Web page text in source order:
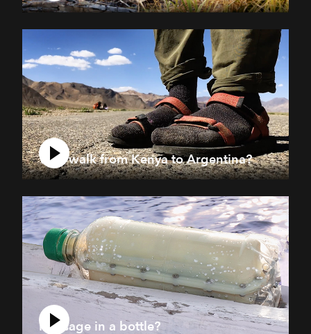
Why walk from Kenya to Argentina?
Message in a bottle?